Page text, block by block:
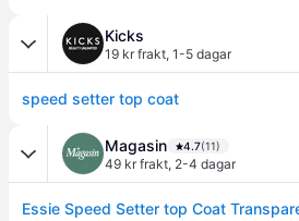
Kicks
19 kr frakt, 1-5 dagar
speed setter top coat
Magasin 4.7(11)
49 kr frakt, 2-4 dagar